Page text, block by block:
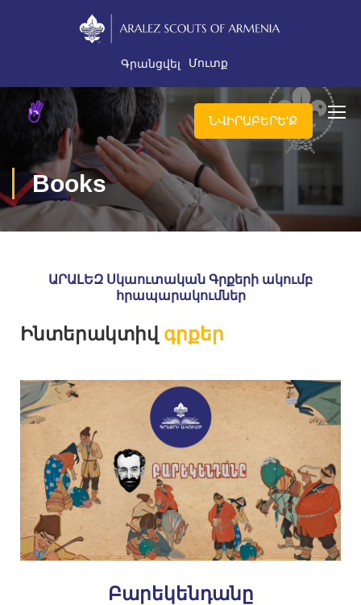
Գրանցվել Մուտք
ՆՎԻՐԱԲԵՐԵ'Ք
Books
ԱՐԱԼԵԶ Սկաուտական Գրքերի ակումբ
հրապարակումներ
Ինտերակտիվ գրքեր
Բարեկենդանը